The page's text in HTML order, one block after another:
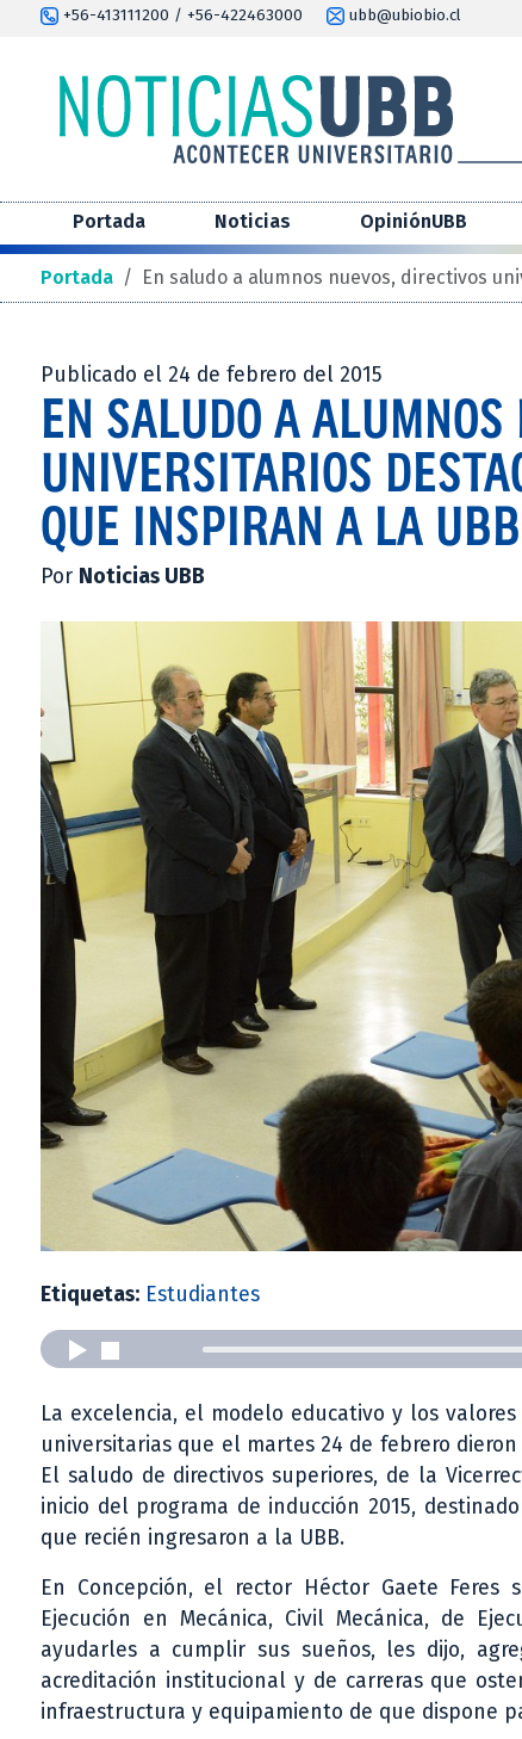
+56-413111200 / +56-422463000 ubb@ubiobio.cl
Portada Noticias OpiniónUBB
Portada / En saludo a alumnos nuevos, directivos
Publicado el 24 de febrero del 2015
EN SALUDO A
UNIVERSITARIOS
QUE INSPIRAN A LA UBB
Por Noticias UBB
Etiquetas: Estudiantes
La excelencia, el modelo educativo y los
universitarias que el martes 24 de febrero
El saludo de directivos superiores, de la
inicio del programa de inducción 2015,
que recién ingresaron a la UBB.
En Concepción, el rector Héctor Gaete
Ejecución en Mecánica, Civil Mecánica, de
ayudarles a cumplir sus sueños, les dijo,
acreditación institucional y de carreras que
infraestructura y equipamiento de que dispone